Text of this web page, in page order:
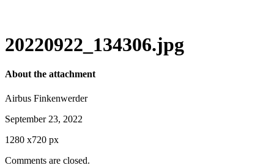
20220922_134306.jpg
About the attachment
Airbus Finkenwerder
September 23, 2022
1280 x720 px
Comments are closed.